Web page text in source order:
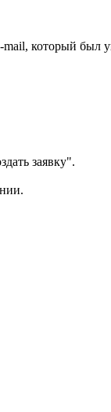
который был
заявку".